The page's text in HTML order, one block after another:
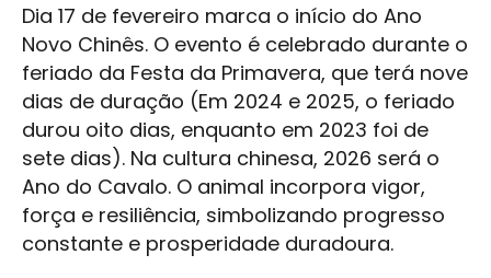
Dia 17 de fevereiro marca o início do Ano
Novo Chinês. O evento é celebrado durante o
feriado da Festa da Primavera, que terá nove
dias de duração (Em 2024 e 2025, o feriado
durou oito dias, enquanto em 2023 foi de
sete dias). Na cultura chinesa, 2026 será o
Ano do Cavalo. O animal incorpora vigor,
força e resiliência, simbolizando progresso
constante e prosperidade duradoura.